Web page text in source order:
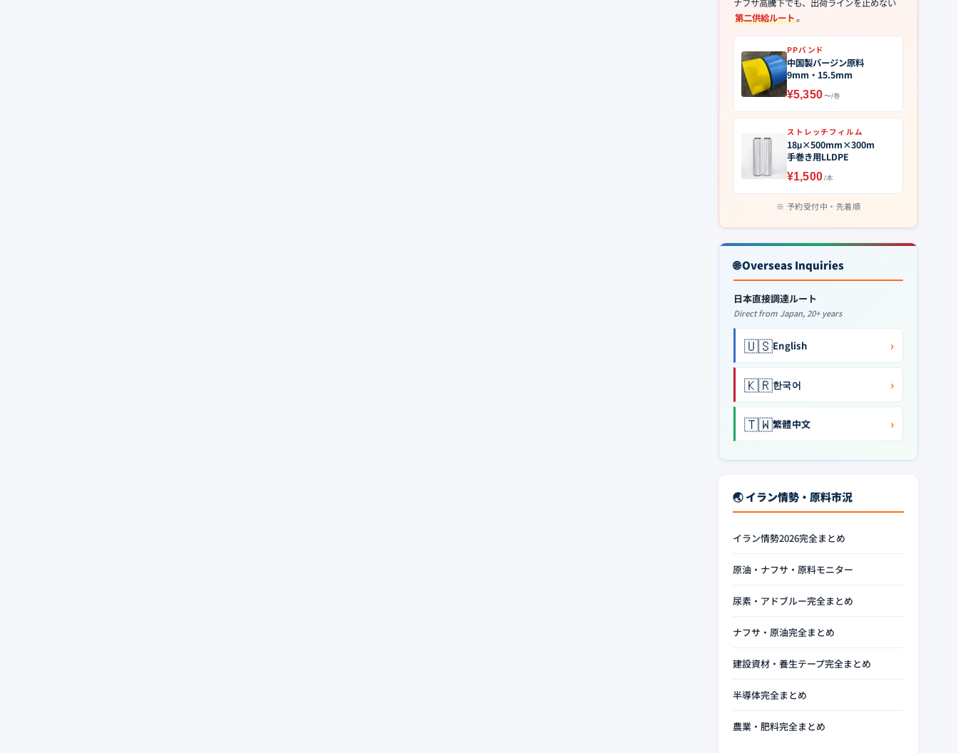
ナフサ高騰下でも、出荷ラインを止めない
第二供給ルート。
PPバンド
中国製バージン原料
9mm・15.5mm
¥5,350〜/巻
ストレッチフィルム
18μ×500mm×300m
手巻き用LLDPE
¥1,500/本
予約受付中・先着順
🌐 Overseas Inquiries
日本直接調達ルート
Direct from Japan, 20+ years
🇺🇸English ›
🇰🇷한국어 ›
🇹🇼繁體中文 ›
🌏 イラン情勢・原料市況
イラン情勢2026完全まとめ
原油・ナフサ・原料モニター
尿素・アドブルー完全まとめ
ナフサ・原油完全まとめ
建設資材・養生テープ完全まとめ
半導体完全まとめ
農業・肥料完全まとめ